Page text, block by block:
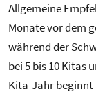
Allgemeine
Monate vor dem
während der
bei 5 bis 10 Kitas
Kita-Jahr beginnt